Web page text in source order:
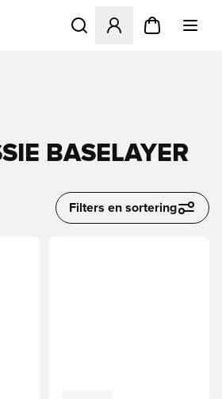
Opent een venster om in
BASELAYER
Filters en sortering